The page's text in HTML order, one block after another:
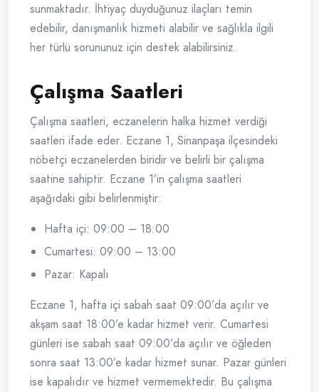
sunmaktadır. İhtiyaç duyduğunuz ilaçları temin
edebilir, danışmanlık hizmeti alabilir ve sağlıkla ilgili
her türlü sorununuz için destek alabilirsiniz.
Çalışma Saatleri
Çalışma saatleri, eczanelerin halka hizmet verdiği
saatleri ifade eder. Eczane 1, Sinanpaşa ilçesindeki
nöbetçi eczanelerden biridir ve belirli bir çalışma
saatine sahiptir. Eczane 1’in çalışma saatleri
aşağıdaki gibi belirlenmiştir:
Hafta içi: 09:00 – 18:00
Cumartesi: 09:00 – 13:00
Pazar: Kapalı
Eczane 1, hafta içi sabah saat 09:00’da açılır ve
akşam saat 18:00’e kadar hizmet verir. Cumartesi
günleri ise sabah saat 09:00’da açılır ve öğleden
sonra saat 13:00’e kadar hizmet sunar. Pazar günleri
ise kapalıdır ve hizmet vermemektedir. Bu çalışma